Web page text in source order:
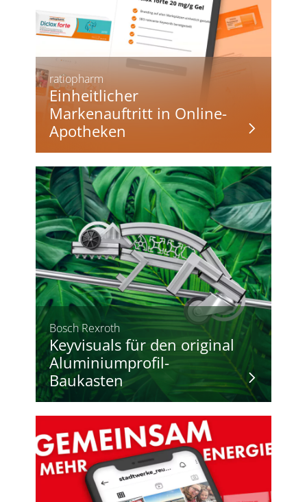
ratiopharm
Einheitlicher
Markenauftritt in Online-
Apotheken
Bosch Rexroth
Keyvisuals für den original
Aluminiumprofil-
Baukasten